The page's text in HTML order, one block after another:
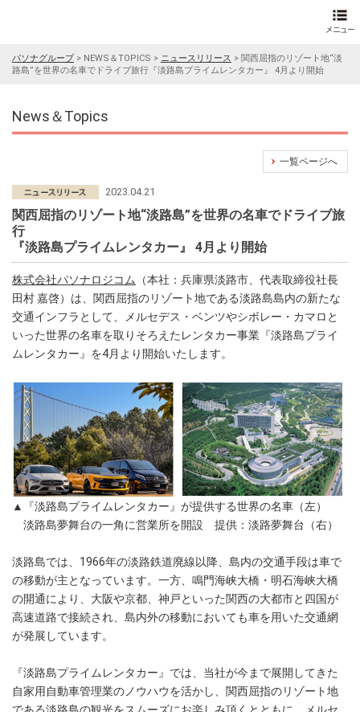
パソナグループ> NEWS＆TOPICS > ニュースリリース > 関西屈指のリゾート地“淡
路島”を世界の名車でドライブ旅行『淡路島プライムレンタカー』 4月より開始
News＆Topics
一覧ページへ
2023.04.21
関西屈指のリゾート地“淡路島”を世界の名車でドライブ旅
行
『淡路島プライムレンタカー』 4月より開始
株式会社パソナロジコム
（本社：兵庫県淡路市、代表取締役社長
田村 嘉啓）は、関西屈指のリゾート地である淡路島島内の新たな
交通インフラとして、メルセデス・ベンツやシボレー・カマロと
いった世界の名車を取りそろえたレンタカー事業『淡路島プライ
ムレンタカー』を4月より開始いたします。
▲『淡路島プライムレンタカー』が提供する世界の名車（左）
淡路島夢舞台の一角に営業所を開設 提供：淡路夢舞台（右）
淡路島では、1966年の淡路鉄道廃線以降、島内の交通手段は車で
の移動が主となっています。一方、鳴門海峡大橋・明石海峡大橋
の開通により、大阪や京都、神戸といった関西の大都市と四国が
高速道路で接続され、島内外の移動においても車を用いた交通網
が発展しています。
『淡路島プライムレンタカー』では、当社が今まで展開してきた
自家用自動車管理業のノウハウを活かし、関西屈指のリゾート地